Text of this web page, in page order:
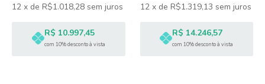
12 x de R$1.018,28 sem juros
R$ 10.997,45
com 10% desconto à vista
12 x de R$1.319,13 sem juros
R$ 14.246,57
com 10% desconto à vista